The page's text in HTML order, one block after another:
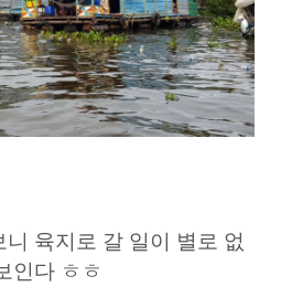
육지로 갈 일이 별로 없
인다 ㅎㅎ